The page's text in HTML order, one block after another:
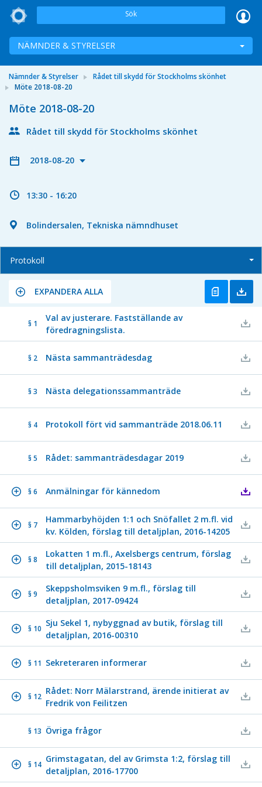
Sök
NÄMNDER & STYRELSER
Nämnder & Styrelser
Rådet till skydd för Stockholms skönhet
Möte 2018-08-20
Möte 2018-08-20
Rådet till skydd för Stockholms skönhet
2018-08-20
13:30 - 16:20
Bolindersalen, Tekniska nämndhuset
Protokoll
EXPANDERA ALLA
§ 1
Val av justerare. Fastställande av
föredragningslista.
§ 2 Nästa sammanträdesdag
§ 3 Nästa delegationssammanträde
§ 4 Protokoll fört vid sammanträde 2018.06.11
§ 5 Rådet: sammanträdesdagar 2019
§ 6 Anmälningar för kännedom
§ 7
Hammarbyhöjden 1:1 och Snöfallet 2 m.fl. vid
kv. Kölden, förslag till detaljplan, 2016-14205
§ 8
Lokatten 1 m.fl., Axelsbergs centrum, förslag
till detaljplan, 2015-18143
§ 9
Skeppsholmsviken 9 m.fl., förslag till
detaljplan, 2017-09424
§ 10
Sju Sekel 1, nybyggnad av butik, förslag till
detaljplan, 2016-00310
§ 11 Sekreteraren informerar
§ 12
Rådet: Norr Mälarstrand, ärende initierat av
Fredrik von Feilitzen
§ 13 Övriga frågor
§ 14
Grimstagatan, del av Grimsta 1:2, förslag till
detaljplan, 2016-17700